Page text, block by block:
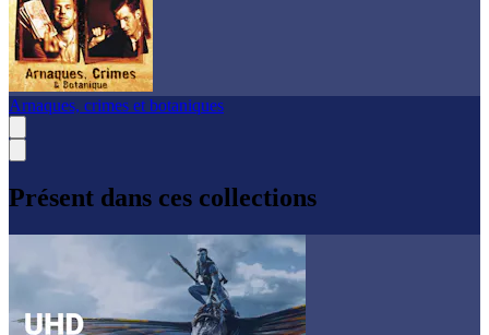
Arnaques, crimes et botaniques
Présent dans ces collections